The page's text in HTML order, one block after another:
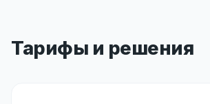
Тарифы и решения